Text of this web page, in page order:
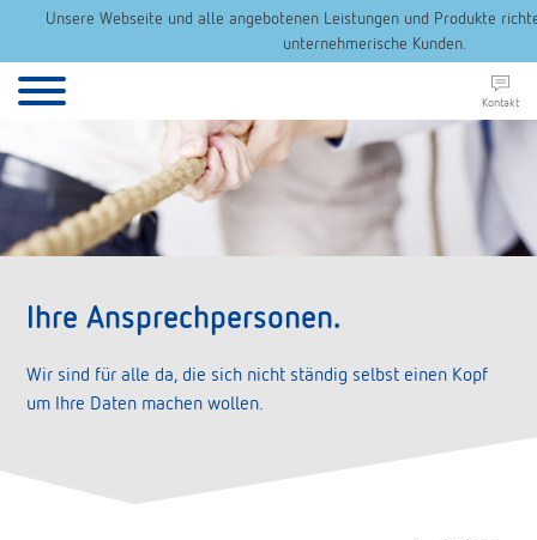
Unsere Webseite und alle angebotenen Leistungen und Produkte
unternehmerische Kunden.
Kontakt
Ihre Ansprechpersonen.
Wir sind für alle da, die sich nicht ständig selbst einen Kopf
um Ihre Daten machen wollen.